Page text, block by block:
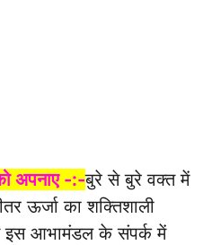
अपनाए -:-बुरे से बुरे वक्त में
ऊर्जा का शक्तिशाली
इस आभामंडल के संपर्क में